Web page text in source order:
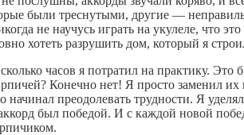
были треснутыми, другие —
не научусь играть на укулеле, что
хотеть разрушить дом, который я
часов я потратил на практику.
Конечно нет! Я просто
преодолевать трудности. Я
был победой. И с каждой новой